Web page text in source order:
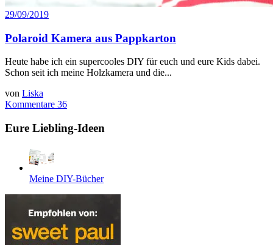
29/09/2019
Polaroid Kamera aus Pappkarton
Heute habe ich ein supercooles DIY für euch und eure Kids dabei.
Schon seit ich meine Holzkamera und die...
von Liska
Kommentare 36
Eure Liebling-Ideen
Meine DIY-Bücher